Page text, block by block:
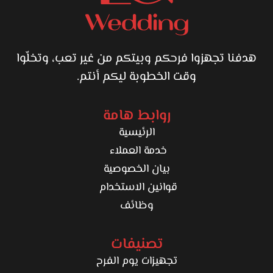
الشمس على البحر، جلسة رومانسية في كورنيش ناعمة، أو
تفاصيل حضرية وحديثة في قلب المدينة. بيجهّزوا الرخص لو لازم،
شكل.
ويطلّعلك شغل يجمع بين الاحتراف والحس الفني، يبقى
من الاختيارات اللي هتضمنلك ذكريات تفضل حية في صور
هدفنا تجهزوا فرحكم وبيتكم من غير تعب، وتخلّوا
وقت الخطوبة ليكم أنتم.
روابط هامة
الرئيسية
خدمة العملاء
بيان الخصوصية
قوانين الاستخدام
وظائف
تصنيفات
تجهيزات يوم الفرح